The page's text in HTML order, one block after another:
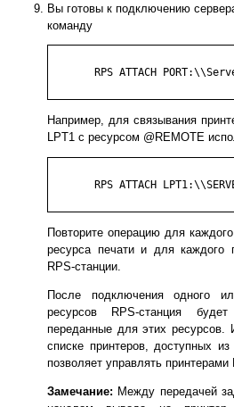
Вы готовы к подключению
команду
RPS ATTACH
Например, для связывания
LPT1 с ресурсом @REMOTE
RPS ATTACH
Повторите операцию для
ресурса печати и для каждого
RPS-станции.
После подключения одного
ресурсов RPS-станция
переданные для этих ресурсов.
списке принтеров, доступных
позволяет управлять принтерами
Замечание: Между передачей